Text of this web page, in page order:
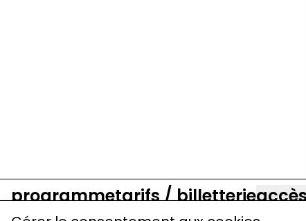
programmetarifs / billetterie